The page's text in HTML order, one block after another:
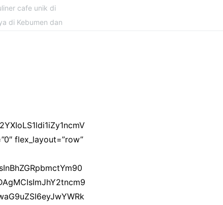
cafe unik di
di Kebumen dan
flex_layout=”row”